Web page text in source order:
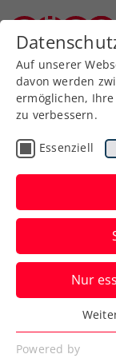
Zurück
Turniere
ATP
mit
ersten
Debüt im
klaren
Auf unserer
davon werden
ermöglichen,
zu verbessern.
Essenziell
Nur
Essenziell
Essenzielle
Powered by